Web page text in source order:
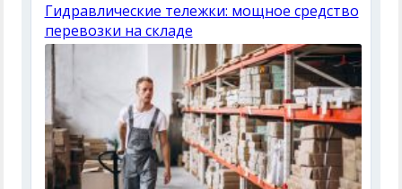
Гидравлические тележки: мощное средство
перевозки на складе